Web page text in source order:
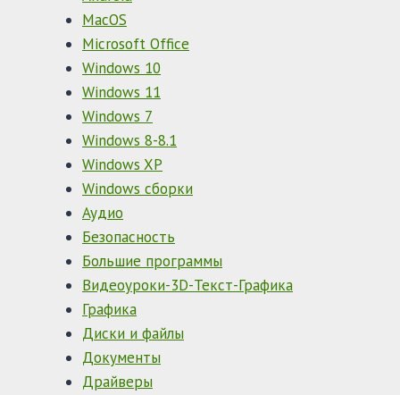
MacOS
Microsoft Office
Windows 10
Windows 11
Windows 7
Windows 8-8.1
Windows XP
Windows сборки
Аудио
Безопасность
Большие программы
Видеоуроки-3D-Текст-Графика
Графика
Диски и файлы
Документы
Драйверы